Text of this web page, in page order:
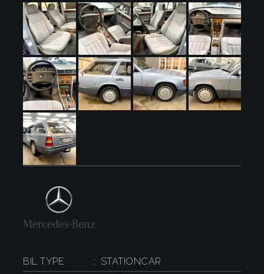
BIL TYPE
STATIONCAR